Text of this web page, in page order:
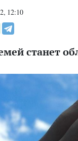
12:10
станет